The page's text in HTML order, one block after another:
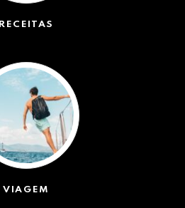
RECEITAS
VIAGEM